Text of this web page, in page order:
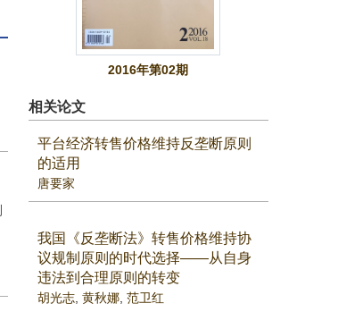
2016年第02期
相关论文
平台经济转售价格维持反垄断原则
的适用
唐要家
我国《反垄断法》转售价格维持协
议规制原则的时代选择——从自身
违法到合理原则的转变
胡光志, 黄秋娜, 范卫红